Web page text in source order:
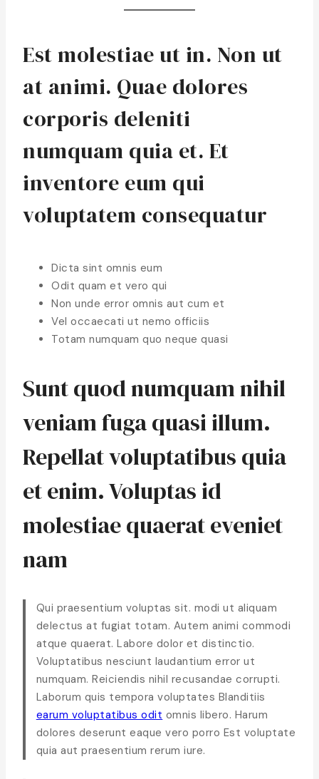
Est molestiae ut in. Non ut
at animi. Quae dolores
corporis deleniti
numquam quia et. Et
inventore eum qui
voluptatem consequatur
Dicta sint omnis eum
Odit quam et vero qui
Non unde error omnis aut cum et
Vel occaecati ut nemo officiis
Totam numquam quo neque quasi
Sunt quod numquam nihil
veniam fuga quasi illum.
Repellat voluptatibus quia
et enim. Voluptas id
molestiae quaerat eveniet
nam
Qui praesentium voluptas sit. modi ut aliquam
delectus at fugiat totam. Autem animi commodi
atque quaerat. Labore dolor et distinctio.
Voluptatibus nesciunt laudantium error ut
numquam. Reiciendis nihil recusandae corrupti.
Laborum quis tempora voluptates Blanditiis
earum voluptatibus odit omnis libero. Harum
dolores deserunt eaque vero porro Est voluptate
quia aut praesentium rerum iure.